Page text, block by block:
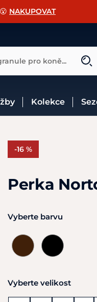
CHCI SLEVU
NAKUPOVAT
ZDARMA 🐴
pro koně...
Kolekce
-16 %
Perka
Vyberte barvu
Vyberte velikost